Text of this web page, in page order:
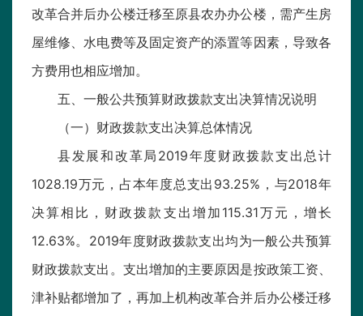
改革合并后办公楼迁移至原县农办办公楼，需产生房
屋维修、水电费等及固定资产的添置等因素，导致各
方费用也相应增加。
五、一般公共预算财政拨款支出决算情况说明
（一）财政拨款支出决算总体情况
县发展和改革局2019年度财政拨款支出总计
1028.19万元，占本年度总支出93.25%，与2018年
决算相比，财政拨款支出增加115.31万元，增长
12.63%。2019年度财政拨款支出均为一般公共预算
财政拨款支出。支出增加的主要原因是按政策工资、
津补贴都增加了，再加上机构改革合并后办公楼迁移